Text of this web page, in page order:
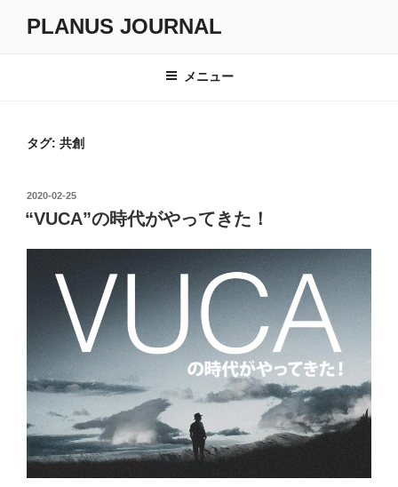
PLANUS JOURNAL
メニュー
タグ: 共創
投
稿
日:
2020-02-25
“VUCA”の時代がやってきた！